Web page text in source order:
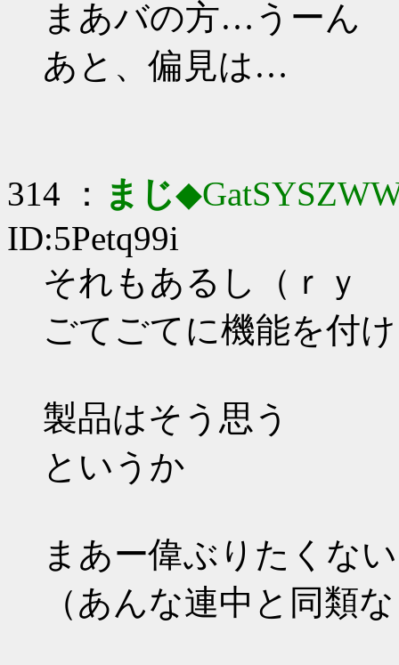
まあバの方…うーん
あと、偏見は…
314 ： まじ
ID:5Petq99i
それもあるし（ｒｙ
ごてごてに機能を付
製品はそう思う
というか
まあー偉ぶりたくな
（あんな連中と同類